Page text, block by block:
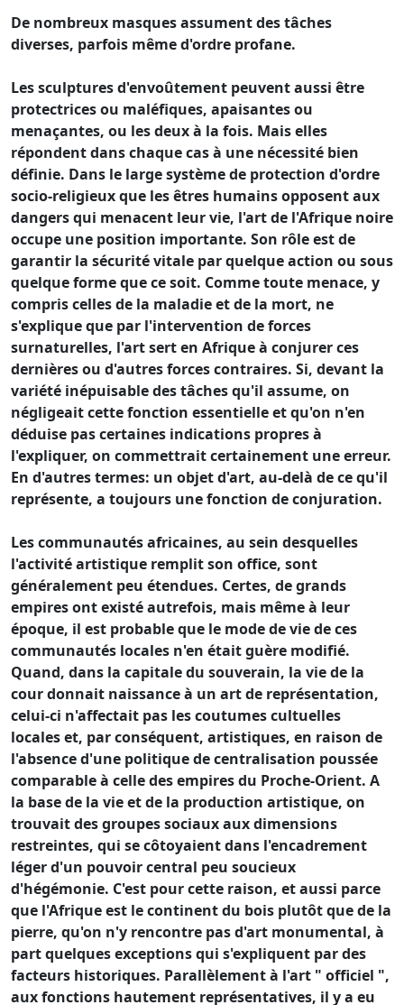
De nombreux masques assument des tâches
diverses, parfois même d'ordre profane.
Les sculptures d'envoûtement peuvent aussi être
protectrices ou maléfiques, apaisantes ou
menaçantes, ou les deux à la fois. Mais elles
répondent dans chaque cas à une nécessité bien
définie. Dans le large système de protection d'ordre
socio-religieux que les êtres humains opposent aux
dangers qui menacent leur vie, l'art de l'Afrique noire
occupe une position importante. Son rôle est de
garantir la sécurité vitale par quelque action ou sous
quelque forme que ce soit. Comme toute menace, y
compris celles de la maladie et de la mort, ne
s'explique que par l'intervention de forces
surnaturelles, l'art sert en Afrique à conjurer ces
dernières ou d'autres forces contraires. Si, devant la
variété inépuisable des tâches qu'il assume, on
négligeait cette fonction essentielle et qu'on n'en
déduise pas certaines indications propres à
l'expliquer, on commettrait certainement une erreur.
En d'autres termes: un objet d'art, au-delà de ce qu'il
représente, a toujours une fonction de conjuration.
Les communautés africaines, au sein desquelles
l'activité artistique remplit son office, sont
généralement peu étendues. Certes, de grands
empires ont existé autrefois, mais même à leur
époque, il est probable que le mode de vie de ces
communautés locales n'en était guère modifié.
Quand, dans la capitale du souverain, la vie de la
cour donnait naissance à un art de représentation,
celui-ci n'affectait pas les coutumes cultuelles
locales et, par conséquent, artistiques, en raison de
l'absence d'une politique de centralisation poussée
comparable à celle des empires du Proche-Orient. A
la base de la vie et de la production artistique, on
trouvait des groupes sociaux aux dimensions
restreintes, qui se côtoyaient dans l'encadrement
léger d'un pouvoir central peu soucieux
d'hégémonie. C'est pour cette raison, et aussi parce
que l'Afrique est le continent du bois plutôt que de la
pierre, qu'on n'y rencontre pas d'art monumental, à
part quelques exceptions qui s'expliquent par des
facteurs historiques. Parallèlement à l'art " officiel ",
aux fonctions hautement représentatives, il y a eu